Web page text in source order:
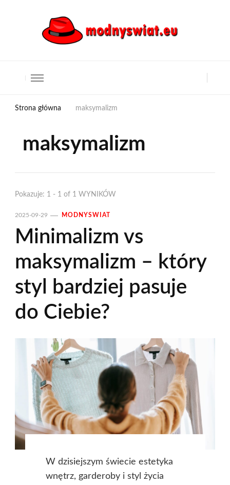
Strona główna maksymalizm
maksymalizm
Pokazuje: 1 - 1 of 1 WYNIKÓW
2025-09-29 MODNYSWIAT
Minimalizm vs
maksymalizm – który
styl bardziej pasuje
do Ciebie?
W dzisiejszym świecie estetyka
wnętrz, garderoby i styl życia